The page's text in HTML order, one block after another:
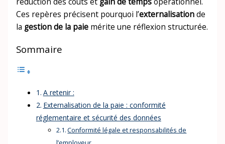
Ces repères précisent pourquoi l’externalisationde
la gestion de la paiemérite une réflexion structurée.
Sommaire
A retenir :
Externalisation de la paie : conformité
réglementaire et sécurité des données
Conformité légale et responsabilités de